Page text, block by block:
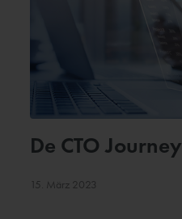
De CTO Journey
15. März 2023